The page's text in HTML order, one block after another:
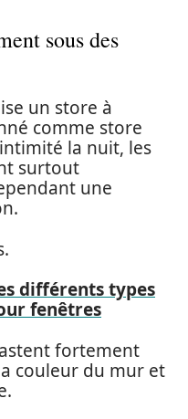
sous des
un store à
comme store
la nuit, les
surtout
une
différents types
fenêtres
fortement
couleur du mur et